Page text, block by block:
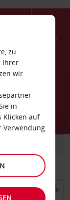
Menü
zu
Ihrer
wir
in
Klicken auf
Verwendung